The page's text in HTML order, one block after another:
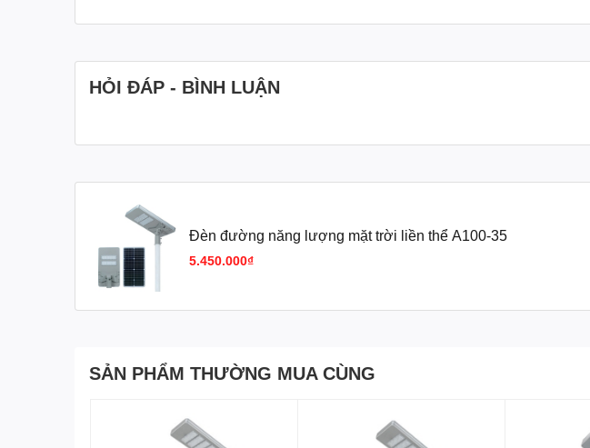
HỎI ĐÁP - BÌNH LUẬN
Đèn đường năng lượng mặt trời liền thể A100-35
5.450.000₫
SẢN PHẨM THƯỜNG MUA CÙNG